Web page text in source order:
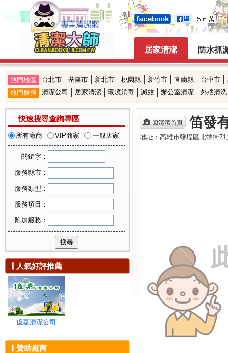
居家清潔 防水抓
熱門地區 台北市 基隆市 新北市 桃園縣 新竹市 宜蘭縣 台中市
熱門服務
清潔公司 居家清潔 環境消毒 滅蚊 辦公室清潔 外牆清洗
快速搜尋查詢專區
所有廠商 VIP商家 一般店家
關鍵字：
服務縣市：
可複選縣市
台北市
新北市
桃園縣
新竹市
新竹縣
苗栗縣
高雄市
服務類型：
可複選服務類型
居家清潔
除蟲消毒
社區清潔
清洗通管
清潔器材租賃
服務項目：
可複選服務項目
廚房清潔
浴室清潔
陽台打掃
地毯清洗
屋頂清洗
附加服務：
可複選附加服務
貨運、回頭車
家電維修
油漆粉刷
廢棄物清運
人氣好評推薦
億嘉清潔公司
贊助廠商
回清潔首頁 笛發
地址：高雄市鹽埕區北端街